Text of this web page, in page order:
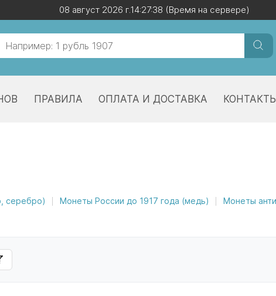
08 август 2026 г.14:27:39 (Время на сервере)
ПРАВИЛА ОПЛАТА И ДОСТАВКА
08 август 2026 г.14:27:39 (Время на сервере)
серебро) Монеты России до 1917 года (медь)
Монеты